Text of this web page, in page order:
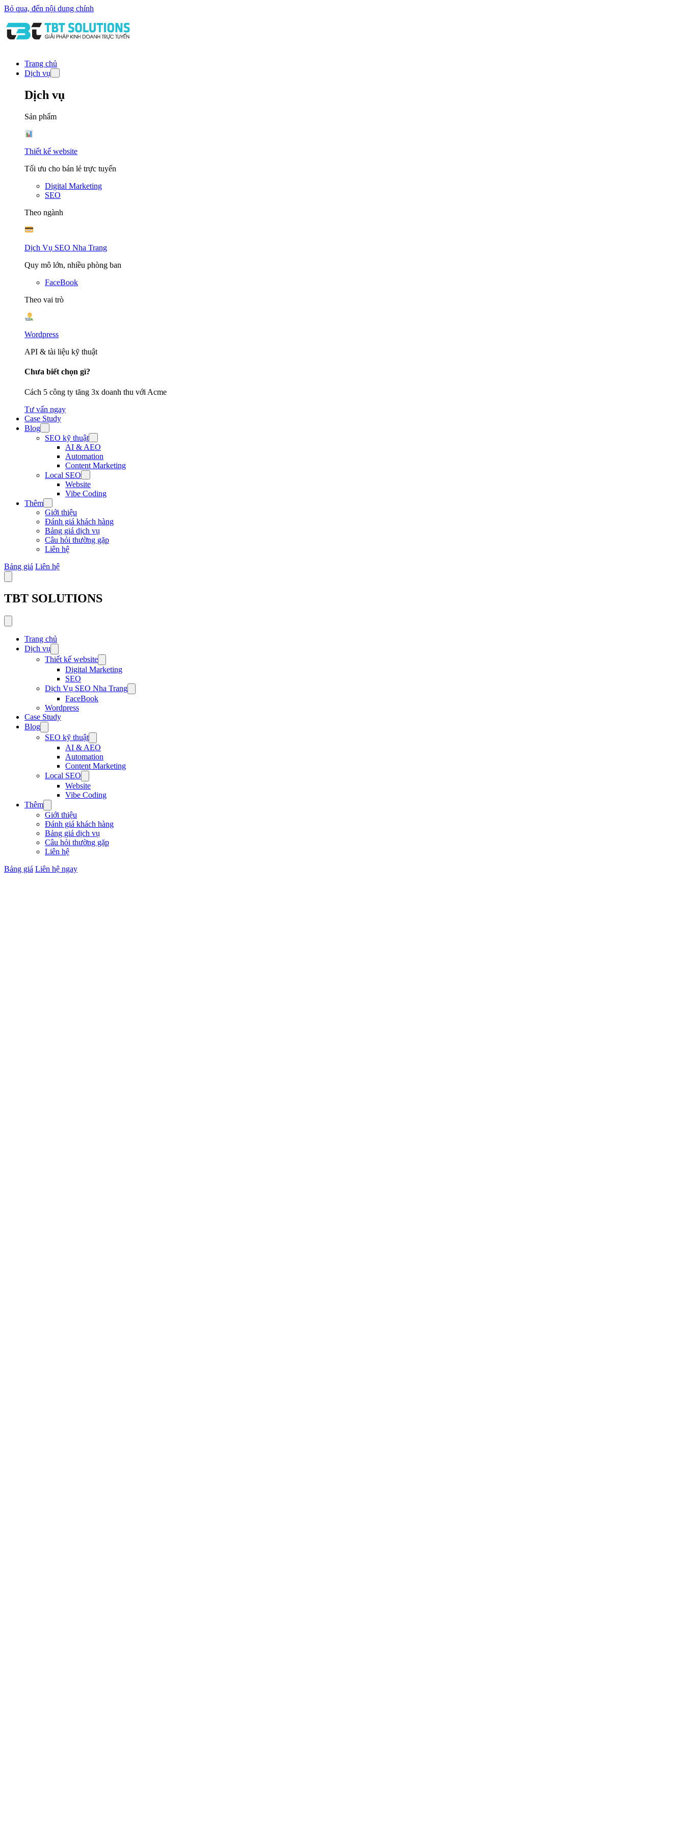
Bỏ qua, đến nội dung chính
Trang chủ
Dịch vụ
Dịch vụ
Sản phẩm
Thiết kế website
Tối ưu cho bán lẻ trực tuyến
Digital Marketing
SEO
Theo ngành
Dịch Vụ SEO Nha Trang
Quy mô lớn, nhiều phòng ban
FaceBook
Theo vai trò
Wordpress
API & tài liệu kỹ thuật
Chưa biết chọn gì?
Cách 5 công ty tăng 3x doanh thu với Acme
Tư vấn ngay
Case Study
Blog
SEO kỹ thuật
AI & AEO
Automation
Content Marketing
Local SEO
Website
Vibe Coding
Thêm
Giới thiệu
Đánh giá khách hàng
Bảng giá dịch vụ
Câu hỏi thường gặp
Liên hệ
Bảng giá Liên hệ
TBT SOLUTIONS
Trang chủ
Dịch vụ
Thiết kế website
Digital Marketing
SEO
Dịch Vụ SEO Nha Trang
FaceBook
Wordpress
Case Study
Blog
SEO kỹ thuật
AI & AEO
Automation
Content Marketing
Local SEO
Website
Vibe Coding
Thêm
Giới thiệu
Đánh giá khách hàng
Bảng giá dịch vụ
Câu hỏi thường gặp
Liên hệ
Bảng giá Liên hệ ngay